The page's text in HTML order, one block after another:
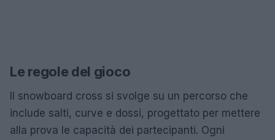
Le regole del gioco
Il snowboard cross si svolge su un percorso che
include salti, curve e dossi, progettato per mettere
alla prova le capacità dei partecipanti. Ogni